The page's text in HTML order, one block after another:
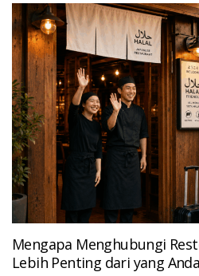
Mengapa Menghubungi
Lebih Penting dari yang